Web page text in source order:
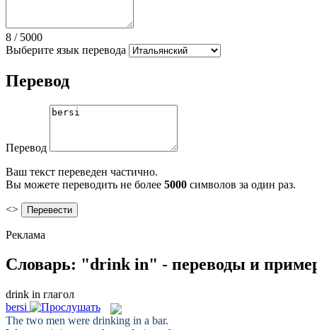
8 / 5000
Выберите язык перевода
Перевод
Перевод
Ваш текст переведен частично.
Вы можете переводить не более 5000 символов за один раз.
<>
Реклама
Словарь: "drink in" - переводы и
drink in глагол
bersi
The two men were drinking in a bar.